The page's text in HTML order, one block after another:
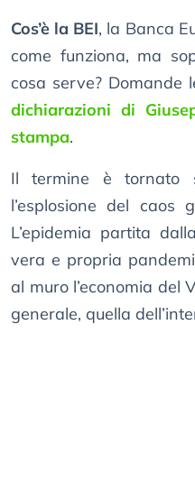
Cos’è la BEI, la Banca
come funziona, ma
cosa serve? Domande
dichiarazioni di
stampa.
Il termine è tornato
l’esplosione del caos
L’epidemia partita
vera e propria
al muro l’economia del
generale, quella